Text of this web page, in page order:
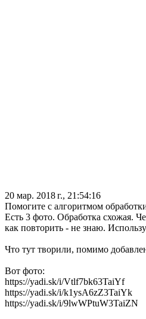
20 мар. 2018 г., 21:54:16
Помогите с алгоритмом
Есть 3 фото. Обработка схожая.
как повторить - не знаю.
Что тут творили, помимо
Вот фото:
https://yadi.sk/i/Vtlf7bk63TaiYf
https://yadi.sk/i/k1ysA6zZ3TaiYk
https://yadi.sk/i/9lwWPtuW3TaiZN